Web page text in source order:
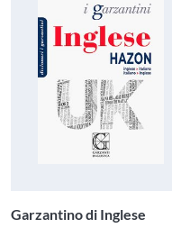
Garzantino di Inglese